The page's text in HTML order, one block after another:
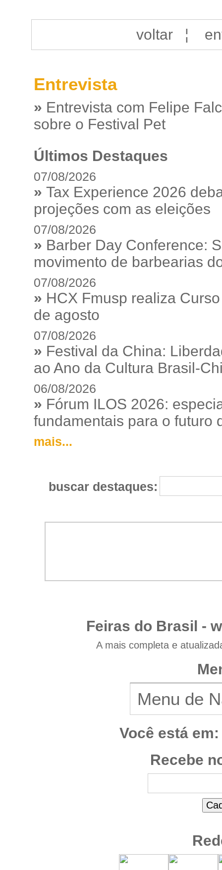
voltar¦
Entrevista
» Entrevista com Felipe
sobre o Festival Pet
Últimos Destaques
07/08/2026
» Tax Experience 2026
projeções com as eleições
07/08/2026
» Barber Day Conference:
movimento de barbearias
07/08/2026
» HCX Fmusp realiza
de agosto
07/08/2026
» Festival da China:
ao Ano da Cultura Brasil-
06/08/2026
» Fórum ILOS 2026:
fundamentais para o futuro
mais...
buscar destaques:
Feiras do Brasil -
A mais completa e
Você está em:
Recebe